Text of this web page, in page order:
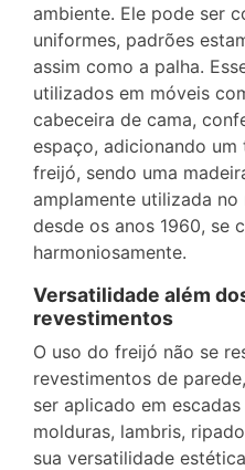
ambiente. Ele pode ser
uniformes, padrões
assim como a palha.
utilizados em móveis
cabeceira de cama,
espaço, adicionando
freijó, sendo uma
amplamente utilizada
desde os anos 1960, se
harmoniosamente.
Versatilidade além
revestimentos
O uso do freijó não se
revestimentos de
ser aplicado em
molduras, lambris,
sua versatilidade